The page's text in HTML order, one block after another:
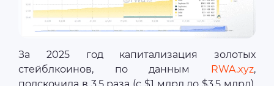
За 2025 год капитализация золотых
стейблкоинов, по данным RWA.xyz,